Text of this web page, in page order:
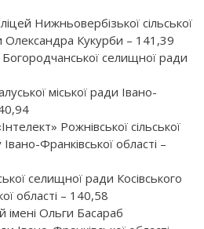
Нижньовербізької сільської
Олександра Кукурби – 141,39
Богородчанської селищної ради
міської ради Івано-
Рожнівської сільської
Франківської області –
селищної ради Косівського
області – 140,58
Ольги Басараб